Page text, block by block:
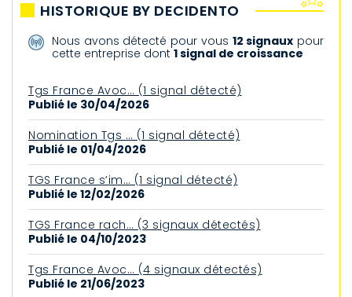
HISTORIQUE BY DECIDENTO
Nous avons détecté pour vous 12 signaux pour
cette entreprise dont1 signal de croissance
Tgs France Avoc… (1 signal détecté)
Publié le 30/04/2026
Nomination Tgs … (1 signal détecté)
Publié le 01/04/2026
TGS France s’im… (1 signal détecté)
Publié le 12/02/2026
TGS France rach… (3 signaux détectés)
Publié le 04/10/2023
Tgs France Avoc… (4 signaux détectés)
Publié le 21/06/2023